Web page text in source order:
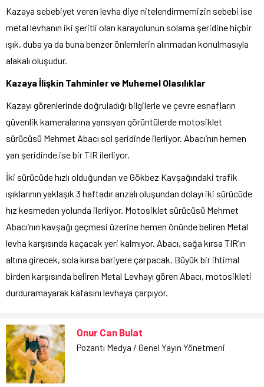
Kazaya sebebiyet veren levha diye nitelendirmemizin sebebi ise
metal levhanın iki şeritli olan karayolunun solama şeridine hiçbir
ışık, duba ya da buna benzer önlemlerin alınmadan konulmasıyla
alakalı oluşudur.
Kazaya İlişkin Tahminler ve Muhemel Olasılıklar
Kazayı görenlerinde doğruladığı bilgilerle ve çevre esnafların
güvenlik kameralarına yansıyan görüntülerde motosiklet
sürücüsü Mehmet Abacı sol şeridinde ilerliyor. Abacı’nın hemen
yan şeridinde ise bir TIR ilerliyor.
İki sürücüde hızlı olduğundan ve Gökbez Kavşağındaki trafik
ışıklarının yaklaşık 3 haftadır arızalı oluşundan dolayı iki sürücüde
hız kesmeden yolunda ilerliyor. Motosiklet sürücüsü Mehmet
Abacı’nın kavşağı geçmesi üzerine hemen önünde beliren Metal
levha karşısında kaçacak yeri kalmıyor. Abacı, sağa kırsa TIR’ın
altına girecek, sola kırsa bariyere çarpacak. Büyük bir ihtimal
birden karşısında beliren Metal Levhayı gören Abacı, motosikleti
durduramayarak kafasını levhaya çarpıyor.
Onur Can Bulat
Pozantı Medya / Genel Yayın Yönetmeni